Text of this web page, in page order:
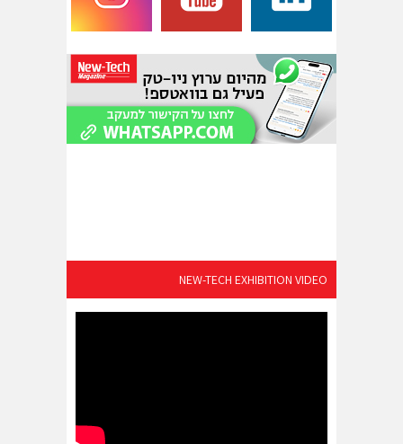
NEW-TECH EXHIBITION VIDEO